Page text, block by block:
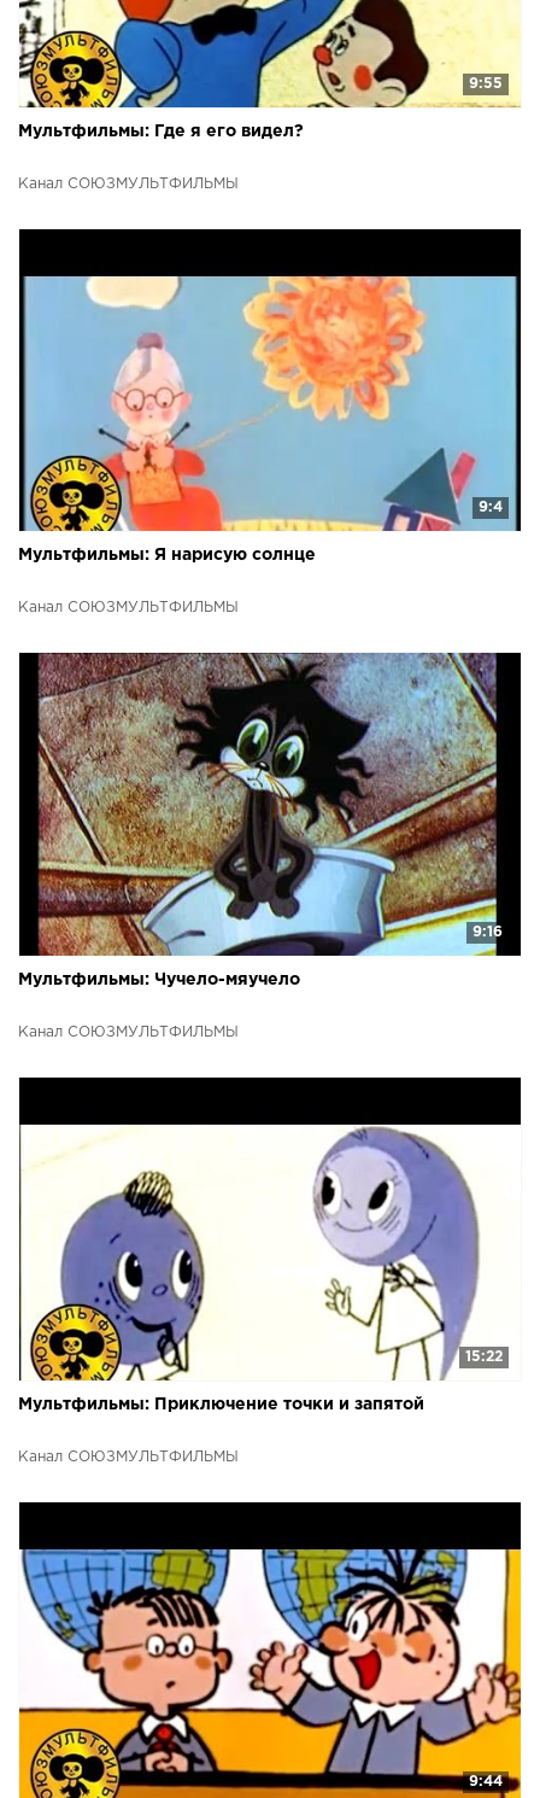
9:55
Мультфильмы: Где я его видел?
Канал СОЮЗМУЛЬТФИЛЬМЫ
9:4
Мультфильмы: Я нарисую солнце
Канал СОЮЗМУЛЬТФИЛЬМЫ
9:16
Мультфильмы: Чучело-мяучело
Канал СОЮЗМУЛЬТФИЛЬМЫ
15:22
Мультфильмы: Приключение точки и запятой
Канал СОЮЗМУЛЬТФИЛЬМЫ
9:44